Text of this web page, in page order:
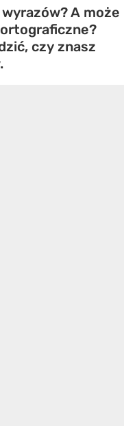
A może
ortograficzne?
czy znasz